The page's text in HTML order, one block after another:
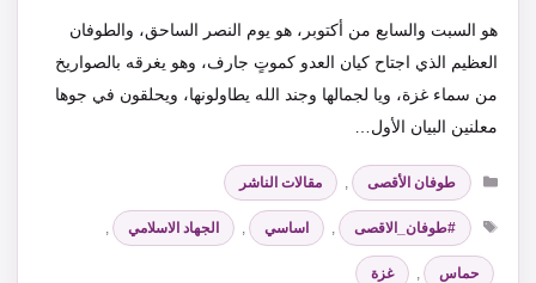
هو السبت والسابع من أكتوبر، هو يوم النصر الساحق، والطوفان
العظيم الذي اجتاح كيان العدو كموتٍ جارف، وهو يغرقه بالصواريخ
من سماء غزة، ويا لجمالها وجند الله يطاولونها، ويحلقون في جوها
معلنين البيان الأول…
التصنيفات
طوفان الأقصى ,
مقالات الناشر
الوسوم
#طوفان_الاقصى , اساسي , الجهاد الاسلامي ,
حماس , غزة